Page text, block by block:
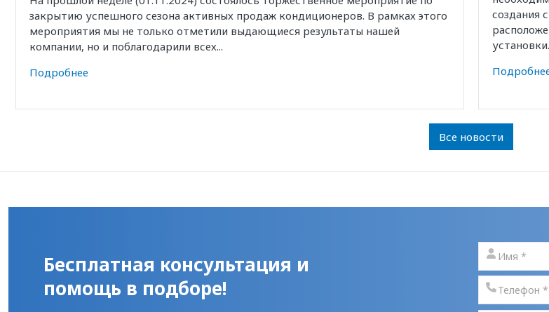
закрытию успешного сезона активных продаж кондиционеров. В рамках этого
мероприятия мы не только отметили выдающиеся результаты нашей
компании, но и поблагодарили всех...
Подробнее
создания
Все новости
Бесплатная консультация и
помощь в подборе!